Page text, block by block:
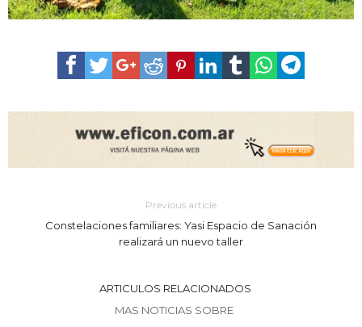
Previous article
Constelaciones familiares: Yasi Espacio de Sanación
realizará un nuevo taller
ARTICULOS RELACIONADOS
MAS NOTICIAS SOBRE